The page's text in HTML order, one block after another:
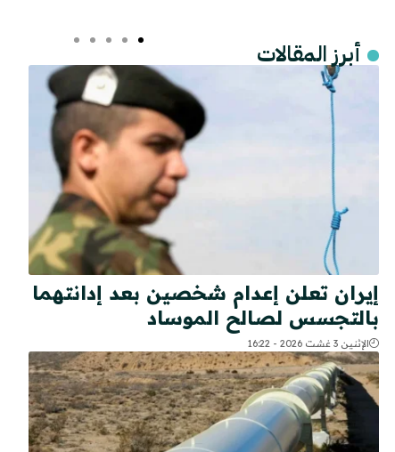
أبرز المقالات
إيران تعلن إعدام شخصين بعد إدانتهما
بالتجسس لصالح الموساد
الإثنين 3 غشت 2026 - 16:22